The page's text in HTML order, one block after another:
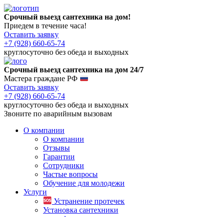
Срочный выезд сантехника на дом!
Приедем в течение часа!
Оставить заявку
+7 (928) 660-65-74
круглосуточно без обеда и выходных
Срочный выезд сантехника на дом 24/7
Мастера граждане РФ
Оставить заявку
+7 (928) 660-65-74
круглосуточно без обеда и выходных
Звоните по аварийным вызовам
О компании
О компании
Отзывы
Гарантии
Сотрудники
Частые вопросы
Обучение для молодежи
Услуги
Устранение протечек
Установка сантехники